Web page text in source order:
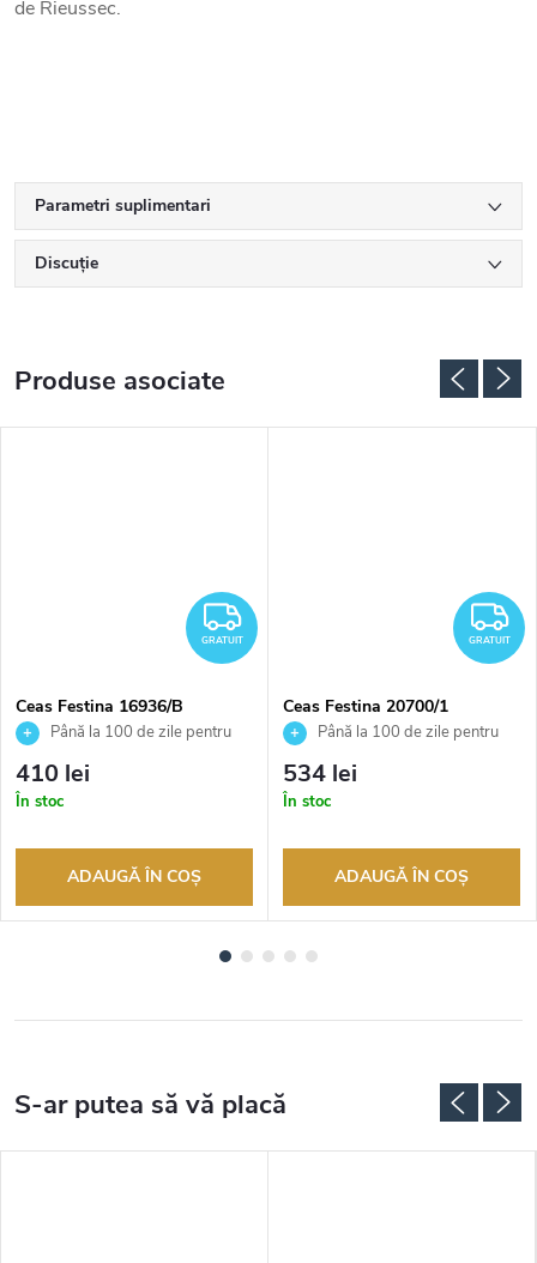
de Rieussec.
Parametri suplimentari
Discuţie
Produse asociate
GRATUIT
GRATUIT
Ceas Festina 16936/B
Până la 100 de zile pentru
returnarea bunurilor. Vânzător
autorizat
410 lei
În stoc
ADAUGĂ ÎN COŞ
GRATUIT
Ceas Festina 20700/1
Până la 100 de zile pentru
returnarea bunurilor. Vânzător
autorizat
534 lei
În stoc
ADAUGĂ ÎN COŞ